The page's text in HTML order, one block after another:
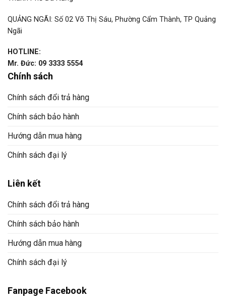
QUẢNG NGÃI: Số 02 Võ Thị Sáu, Phường Cẩm Thành, TP Quảng
Ngãi
HOTLINE:
Mr. Đức: 09 3333 5554
Chính sách
Chính sách đổi trả hàng
Chính sách bảo hành
Hướng dẫn mua hàng
Chính sách đại lý
Liên kết
Chính sách đổi trả hàng
Chính sách bảo hành
Hướng dẫn mua hàng
Chính sách đại lý
Fanpage Facebook